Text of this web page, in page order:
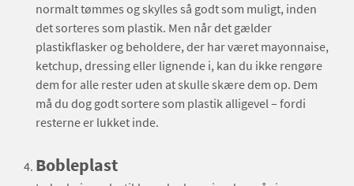
normalt tømmes og skylles så godt som muligt, inden
det sorteres som plastik. Men når det gælder
plastikflasker og beholdere, der har været mayonnaise,
ketchup, dressing eller lignende i, kan du ikke rengøre
dem for alle rester uden at skulle skære dem op. Dem
må du dog godt sortere som plastik alligevel – fordi
resterne er lukket inde.
Bobleplast